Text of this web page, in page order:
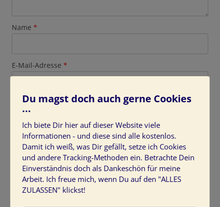
Name *
E-Mail-Adresse *
Website
Diese Website verwendet Akismet, um Spam zu
reduzieren.Erfahre, wie deine Kommentardaten
verarbeitet werden.
Du magst doch auch gerne Cookies
...
Ich biete Dir hier auf dieser Website viele
Informationen - und diese sind alle kostenlos.
Damit ich weiß, was Dir gefällt, setze ich Cookies
und andere Tracking-Methoden ein. Betrachte Dein
Einverständnis doch als Dankeschön für meine
Arbeit. Ich freue mich, wenn Du auf den "ALLES
ZULASSEN" klickst!